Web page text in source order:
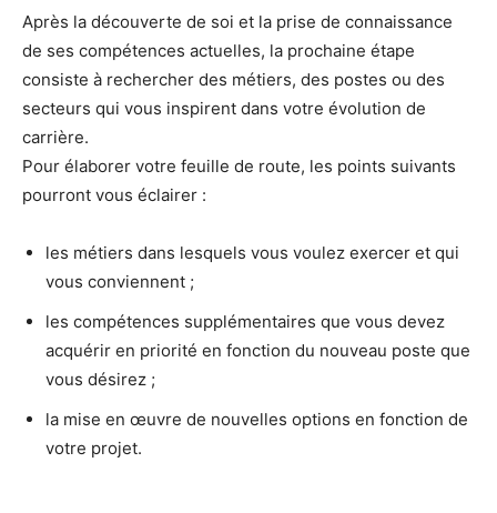
Après la découverte de soi et la prise de connaissance
de ses compétences actuelles, la prochaine étape
consiste à rechercher des métiers, des postes ou des
secteurs qui vous inspirent dans votre évolution de
carrière.
Pour élaborer votre feuille de route, les points suivants
pourront vous éclairer :
les métiers dans lesquels vous voulez exercer et qui
vous conviennent ;
les compétences supplémentaires que vous devez
acquérir en priorité en fonction du nouveau poste que
vous désirez ;
la mise en œuvre de nouvelles options en fonction de
votre projet.